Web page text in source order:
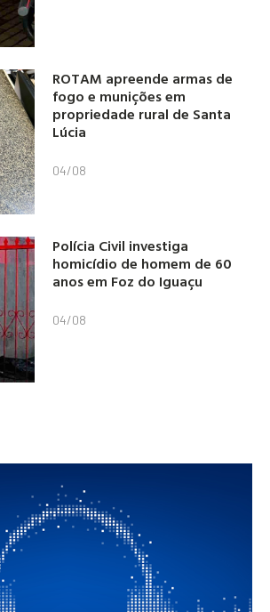
ROTAM apreende armas de
fogo e munições em
propriedade rural de Santa
Lúcia
04/08
Polícia Civil investiga
homicídio de homem de 60
anos em Foz do Iguaçu
04/08